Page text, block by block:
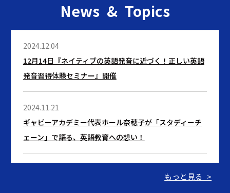
News & Topics
2024.12.04
12月14日『ネイティブの英語発音に近づく！正しい英語
発音習得体験セミナー』開催
2024.11.21
ギャビーアカデミー代表ホール奈穂子が「スタディーチ
ェーン」で語る、英語教育への想い！
【期間限定：英語速習コース】アプリのみのセルフラー
もっと見る >